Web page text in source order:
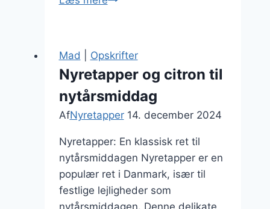
til
Mad Opskrifter
Nyretapper og citron til
nytårsmiddag
AfNyretapper 14. december 2024
Nyretapper: En klassisk ret til
nytårsmiddagen Nyretapper er en
populær ret i Danmark, især til
festlige lejligheder som
nytårsmiddagen. Denne delikate